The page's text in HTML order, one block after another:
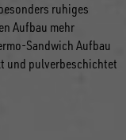
ruhiges
Aufbau mehr
Sandwich Aufbau
und pulverbeschichtet